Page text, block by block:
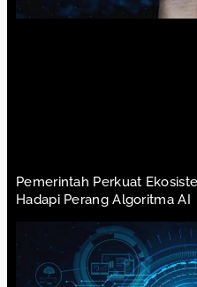
Pemerintah Perkuat
Hadapi Perang Algoritma AI